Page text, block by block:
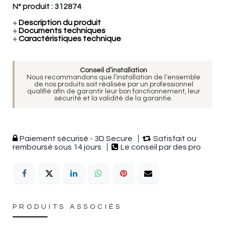
N° produit : 312874
+ Description du produit
+ Documents techniques
+Caractéristiques technique
Conseil d’installation
Nous recommandons que l’installation de l’ensemble
de nos produits soit réalisée par un professionnel
qualifié afin de garantir leur bon fonctionnement, leur
sécurité et la validité de la garantie.
Paiement sécurisé - 3D Secure
Satisfait ou
remboursé sous 14 jours
Le conseil par des pro
PRODUITS ASSOCIÉS